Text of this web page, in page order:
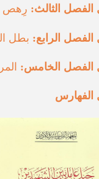
الفصل الثالث: رِهص
الفصل الرابع: بطل
الفصل الخامس:
الفهارس